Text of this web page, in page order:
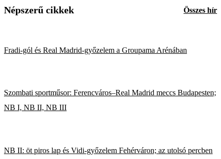
Népszerű cikkek Összes hír
Fradi-gól és Real Madrid-győzelem a Groupama Arénában
Szombati sportműsor: Ferencváros–Real Madrid meccs Budapesten;
NB I, NB II, NB III
NB II: öt piros lap és Vidi-győzelem Fehérváron; az utolsó percben